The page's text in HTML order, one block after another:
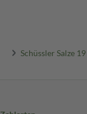
Schüssler Salze 19